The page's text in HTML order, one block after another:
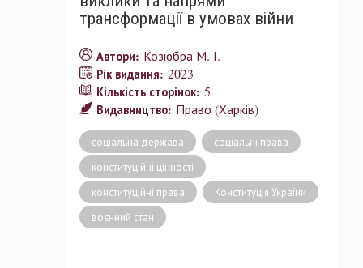
трансформації в умовах війни
Автори: Козюбра М. І.
Рік видання: 2023
Кількість сторінок: 5
Видавництво: Право (Харків)
соціальна держава
соціальні права
конституційні цінності
конституційні права
Конституція України
воєнний стан